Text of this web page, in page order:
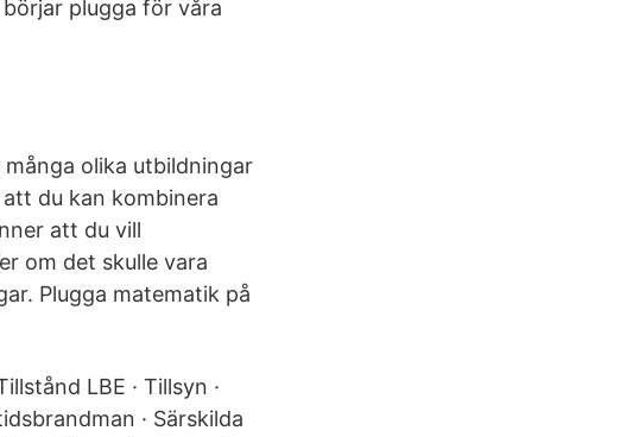
plugga för våra
olika utbildningar
du kan kombinera
att du vill
om det skulle vara
Plugga matematik på
LBE · Tillsyn ·
· Särskilda